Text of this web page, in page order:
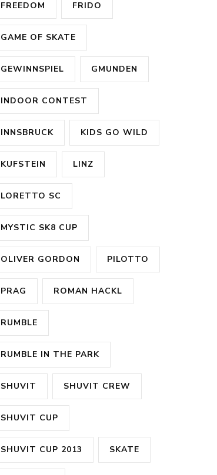
FREEDOM FRIDO
GAME OF SKATE
GEWINNSPIEL GMUNDEN
INDOOR CONTEST
INNSBRUCK KIDS GO WILD
KUFSTEIN LINZ
LORETTO SC
MYSTIC SK8 CUP
OLIVER GORDON PILOTTO
PRAG ROMAN HACKL
RUMBLE
RUMBLE IN THE PARK
SHUVIT SHUVIT CREW
SHUVIT CUP
SHUVIT CUP 2013 SKATE